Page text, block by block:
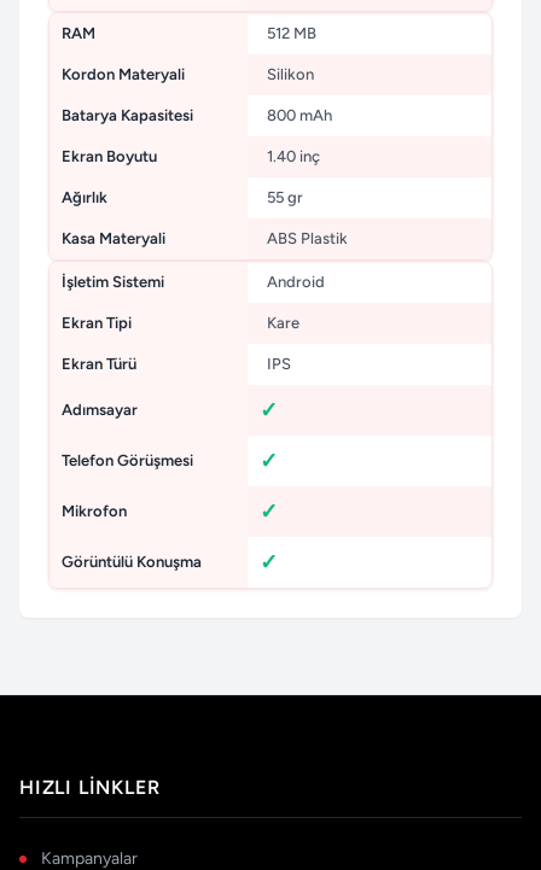
RAM 512 MB
Kordon Materyali Silikon
Batarya Kapasitesi 800 mAh
Ekran Boyutu 1.40 inç
Ağırlık 55 gr
Kasa Materyali ABS Plastik
İşletim Sistemi Android
Ekran Tipi Kare
Ekran Türü IPS
Adımsayar
Telefon Görüşmesi
Mikrofon
Görüntülü Konuşma
HIZLI LINKLER
Kampanyalar